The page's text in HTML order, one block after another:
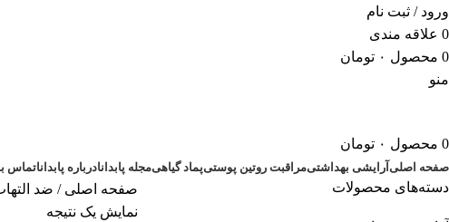
ورود / ثبت نام
0 علاقه مندی
0 محصول ۰ تومان
منو
0 محصول ۰ تومان
صفحه اصلی آرایشی بهداشتیمراقبت روتین پوستیپماد گیاهیمجله پابدانادرباره پابداناتماس
دسته‌های محصولات صفحه اصلی / ضد
نمایش یک نتیجه